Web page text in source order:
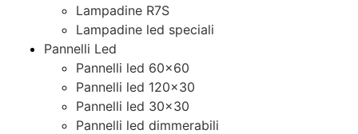
Lampadine R7S
Lampadine led speciali
Pannelli Led
Pannelli led 60×60
Pannelli led 120×30
Pannelli led 30×30
Pannelli led dimmerabili